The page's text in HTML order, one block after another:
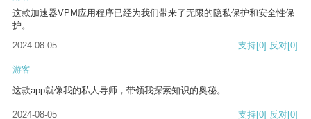
这款加速器VPM应用程序已经为我们带来了无限的隐私保护和安全性保
护。
2024-08-05
支持[0] 反对[0]
游客
这款app就像我的私人导师，带领我探索知识的奥秘。
2024-08-05 支持[0] 反对[0]